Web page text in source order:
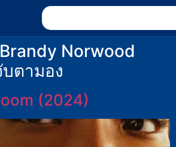
Brandy Norwood
ตามอง
(2024)